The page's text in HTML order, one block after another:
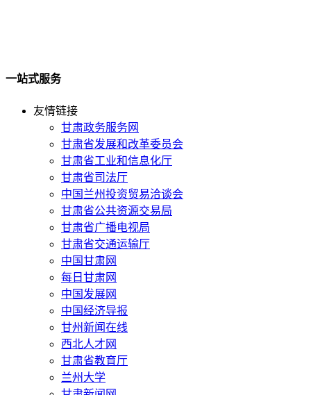
一站式服务
友情链接
甘肃政务服务网
甘肃省发展和改革委员会
甘肃省工业和信息化厅
甘肃省司法厅
中国兰州投资贸易洽谈会
甘肃省公共资源交易局
甘肃省广播电视局
甘肃省交通运输厅
中国甘肃网
每日甘肃网
中国发展网
中国经济导报
甘州新闻在线
西北人才网
甘肃省教育厅
兰州大学